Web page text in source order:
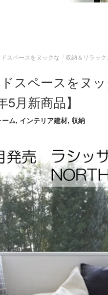
スペースをヌックな「収納＆リラッ
スペースをヌ
月新商品】
ム, インテリア建材, 収納